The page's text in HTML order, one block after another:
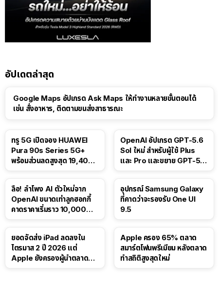
อัปเดตล่าสุด
Google Maps อัปเกรด Ask Maps ให้ทำงานหลายขั้นตอนได้
เช่น สั่งอาหาร, ติดตามขนส่งสาธารณะ
ทรู 5G เปิดจอง HUAWEI
Pura 90s Series 5G+
พร้อมส่วนลดสูงสุด 19,400
OpenAI อัปเกรด GPT-5.6
Sol ใหม่ สำหรับผู้ใช้ Plus
และ Pro และขยาย GPT-5.6
ลือ! ลำโพง AI ตัวใหม่จาก
OpenAI ขนาดเท่าลูกฮอกกี้
คาดราคาเริ่มราว 10,000
อุปกรณ์ Samsung Galaxy
ที่คาดว่าจะรองรับ One UI
9.5
ยอดจัดส่ง iPad ลดลงใน
ไตรมาส 2 ปี 2026 แต่
Apple ยังครองผู้นำตลาด
Apple ครอง 65% ตลาด
สมาร์ตโฟนพรีเมียม หลังตลาด
ทำสถิติสูงสุดใหม่